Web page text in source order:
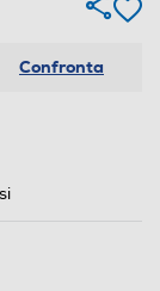
Confronta